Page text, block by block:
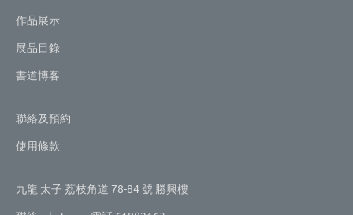
作品展示
展品目錄
書道博客
聯絡及預約
使用條款
九龍 太子 荔枝角道 78-84 號 勝興樓